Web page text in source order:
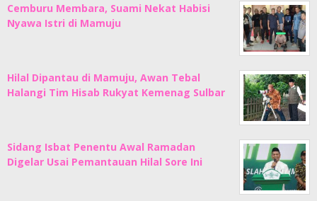
Cemburu Membara, Suami Nekat Habisi
Nyawa Istri di Mamuju
Hilal Dipantau di Mamuju, Awan Tebal
Halangi Tim Hisab Rukyat Kemenag Sulbar
Sidang Isbat Penentu Awal Ramadan
Digelar Usai Pemantauan Hilal Sore Ini